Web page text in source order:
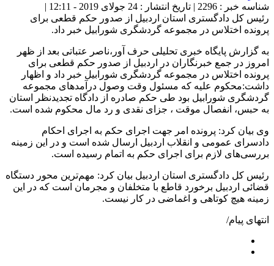
شناسه خبر : 2296 | تاریخ انتشار : 24 جولای 2019 - 12:11 |
رئیس کل دادگستری استان اردبیل از صدور حکم قطعی برای
پرونده اختلاس در مجموعه گردشگری شورابیل خبر داد.
به گزارش پایگاه خبری تحلیلی حرف آور،ناصر عتباتی بعد از ظهر
امروز در جمع خبرنگاران در اردبیل از صدور حکم قطعی برای
پرونده اختلاس در مجموعه گردشگری شورابیل خبر داد و اظهار
داشت:محکوم علیه که مسئول وقت وصول درآمدهای مجموعه
گردشگری شورابیل بود طی حکم صادره از دادگاه تجدیدنظر استان
به حبس، انفصال موقت ، جزای نقدی و رد مال محکوم شده است.
وی بیان کرد: پرونده امر جهت اجرای حکم به اجرای احکام
دادسرای عمومی و انقلاب اردبیل ارسال شده است و در این زمینه
بررسی‌های لازم برای اجرای حکم به اتمام رسیده است.
رئیس کل دادگستری استان اردبیل بیان کرد: مهم‌ترین محور دستگاه
قضائی اردبیل برخورد قاطع با متخلفان و مجرمان است که در این
زمینه هیچ کوتاهی و اغماضی در کار نیست.
انتهای پیام/